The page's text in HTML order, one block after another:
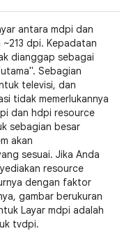
antara mdpi dan
dpi. Kepadatan
dianggap sebagai
Sebagian
televisi, dan
tidak memerlukannya
dan hdpi resource
sebagian besar
akan
sesuai. Jika Anda
resource
dengan faktor
gambar berukuran
Layar mdpi adalah
tvdpi.